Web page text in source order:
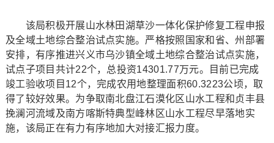
该局积极开展山水林田湖草沙一体化保护修复工程申报
及全域土地综合整治试点实施。严格按照国家和省、州部署
安排，有序推进兴义市乌沙镇全域土地综合整治试点实施，
试点子项目共计22个，总投资14301.77万元。目前已完成
竣工验收项目12个，完成农用地整理面积60.3223公顷，取
得了较好效果。为争取南北盘江石漠化区山水工程和贞丰县
挽澜河流域及南方喀斯特典型峰林区山水工程尽早落地实
施，该局正在有力有序地加大对接汇报力度。